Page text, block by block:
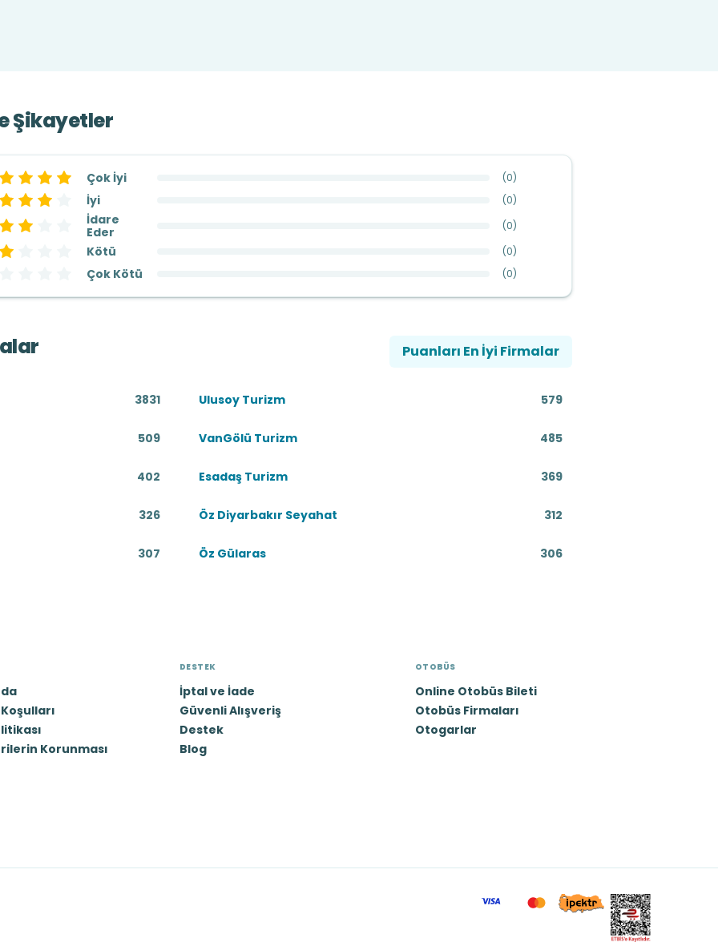
Şikayetler
Çok İyi (0)
İyi (0)
İdare
Eder
(0)
Kötü (0)
Çok Kötü (0)
Puanları En İyi Firmalar
3831 Ulusoy Turizm 579
509 VanGölü Turizm 485
402 Esadaş Turizm 369
326 Öz Diyarbakır Seyahat 312
307 Öz Gülaras 306
Korunması
DESTEK
İptal ve İade
Güvenli Alışveriş
Destek
Blog
OTOBÜS
Online Otobüs Bileti
Otobüs Firmaları
Otogarlar